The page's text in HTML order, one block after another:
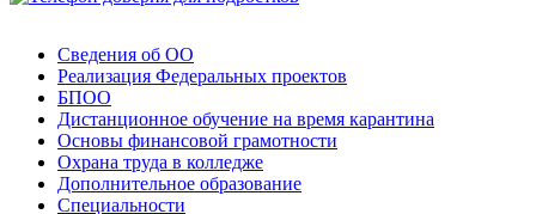
Сведения об ОО
Реализация Федеральных проектов
БПОО
Дистанционное обучение на время карантина
Основы финансовой грамотности
Охрана труда в колледже
Дополнительное образование
Специальности